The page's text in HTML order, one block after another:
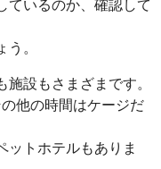
ているのか、確認して
。
設もさまざまです。
他の時間はケージだ
ットホテルもありま